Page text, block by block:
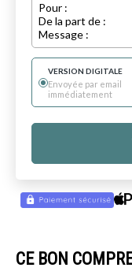
Pour :
De la part de :
Message :
VERSION DIGITALE
Envoyée par email
immédiatement
CE BON